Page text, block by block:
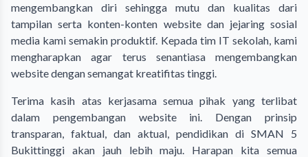
mengembangkan diri sehingga mutu dan kualitas dari
tampilan serta konten-konten website dan jejaring sosial
media kami semakin produktif. Kepada tim IT sekolah, kami
mengharapkan agar terus senantiasa mengembangkan
website dengan semangat kreatifitas tinggi.
Terima kasih atas kerjasama semua pihak yang terlibat
dalam pengembangan website ini. Dengan prinsip
transparan, faktual, dan aktual, pendidikan di SMAN 5
Bukittinggi akan jauh lebih maju. Harapan kita semua